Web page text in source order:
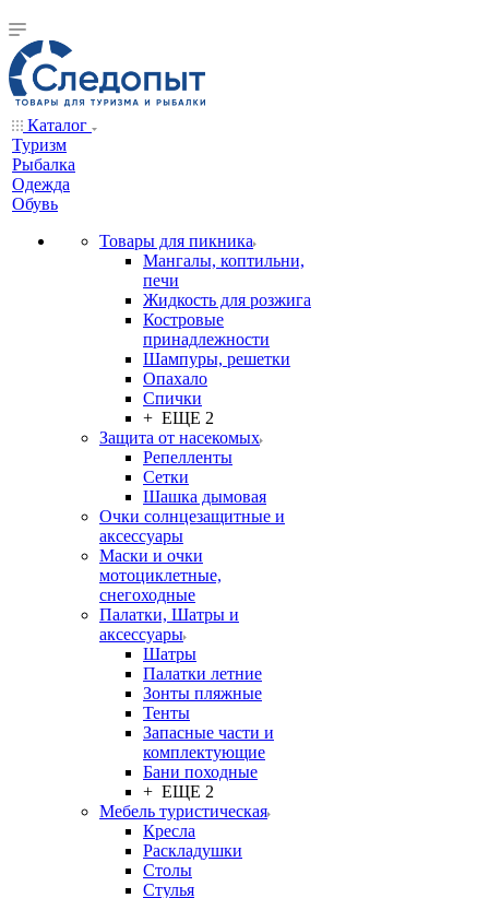
Каталог
Туризм
Рыбалка
Одежда
Обувь
Товары для пикника
Мангалы, коптильни,
печи
Жидкость для розжига
Костровые
принадлежности
Шампуры, решетки
Опахало
Спички
+ ЕЩЕ 2
Защита от насекомых
Репелленты
Сетки
Шашка дымовая
Очки солнцезащитные и
аксессуары
Маски и очки
мотоциклетные,
снегоходные
Палатки, Шатры и
аксессуары
Шатры
Палатки летние
Зонты пляжные
Тенты
Запасные части и
комплектующие
Бани походные
+ ЕЩЕ 2
Мебель туристическая
Кресла
Раскладушки
Столы
Стулья